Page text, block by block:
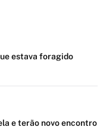
estava foragido
e terão novo encontro